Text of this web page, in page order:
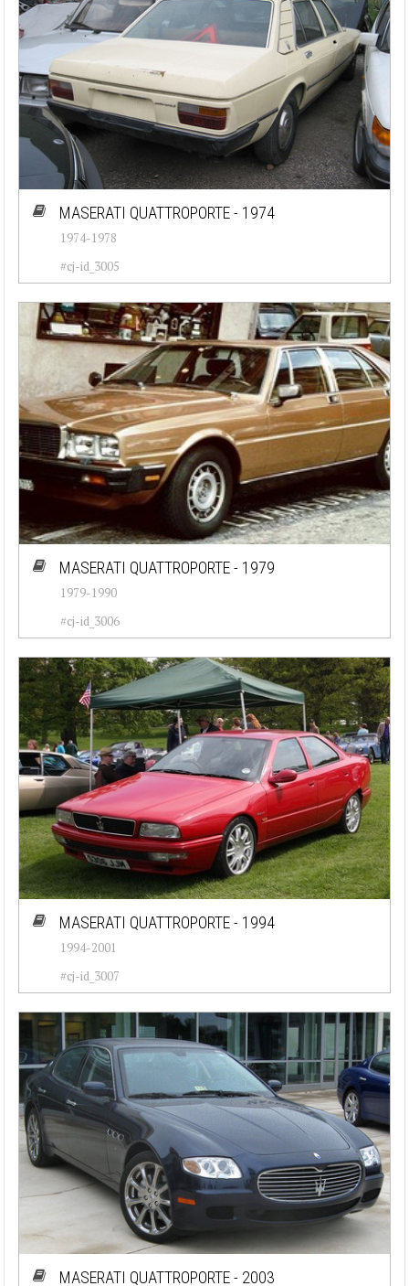
MASERATI QUATTROPORTE - 1974
1974-1978
#cj-id_3005
MASERATI QUATTROPORTE - 1979
1979-1990
#cj-id_3006
MASERATI QUATTROPORTE - 1994
1994-2001
#cj-id_3007
MASERATI QUATTROPORTE - 2003